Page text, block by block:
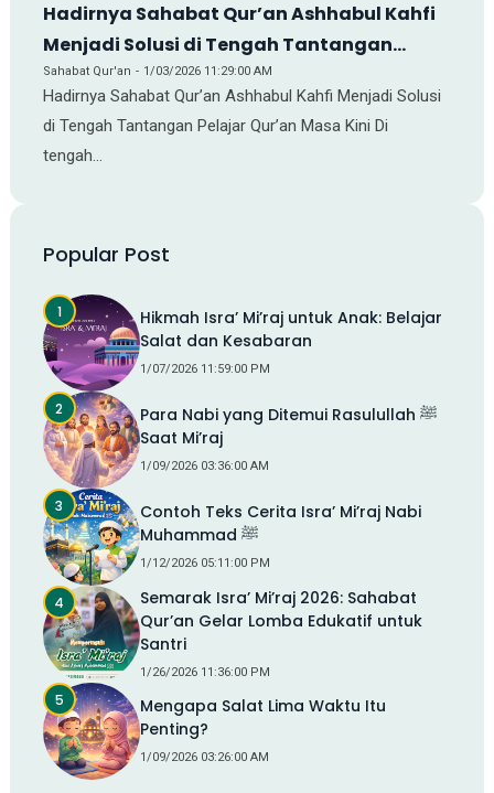
Hadirnya Sahabat Qur’an Ashhabul Kahfi
Menjadi Solusi di Tengah Tantangan
Pelajar Qur’an Masa Kini
Sahabat Qur'an 1/03/2026 11:29:00 AM
Hadirnya Sahabat Qur’an Ashhabul Kahfi Menjadi Solusi
di Tengah Tantangan Pelajar Qur’an Masa Kini Di
tengah…
Popular Post
Hikmah Isra’ Mi’raj untuk Anak: Belajar
Salat dan Kesabaran
1/07/2026 11:59:00 PM
Para Nabi yang Ditemui Rasulullah ﷺ
Saat Mi’raj
1/09/2026 03:36:00 AM
Contoh Teks Cerita Isra’ Mi’raj Nabi
Muhammad ﷺ
1/12/2026 05:11:00 PM
Semarak Isra’ Mi’raj 2026: Sahabat
Qur’an Gelar Lomba Edukatif untuk
Santri
1/26/2026 11:36:00 PM
Mengapa Salat Lima Waktu Itu
Penting?
1/09/2026 03:26:00 AM